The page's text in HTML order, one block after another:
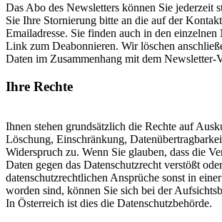
Das Abo des Newsletters können Sie jederzeit
Sie Ihre Stornierung bitte an die auf der
Emailadresse. Sie finden auch in den einzelnen
Link zum Deabonnieren. Wir löschen
Daten im Zusammenhang mit dem Newsletter-
Ihre Rechte
Ihnen stehen grundsätzlich die Rechte auf
Löschung, Einschränkung,
Widerspruch zu. Wenn Sie glauben, dass die
Daten gegen das Datenschutzrecht verstößt
datenschutzrechtlichen Ansprüche sonst in
worden sind, können Sie sich bei der
In Österreich ist dies die Datenschutzbehörde.